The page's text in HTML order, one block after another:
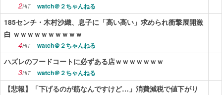
2HIT watch＠２ちゃんねる
185センチ・木村沙織、息子に「高い高い」求められ衝撃展開激
白 ｗｗｗｗｗｗｗｗｗｗ
4HIT watch＠２ちゃんねる
ハズレのフードコートに必ずある店ｗｗｗｗｗｗｗ
3HIT watch＠２ちゃんねる
【悲報】「下げるのが筋なんですけど…」消費減税で値下がり